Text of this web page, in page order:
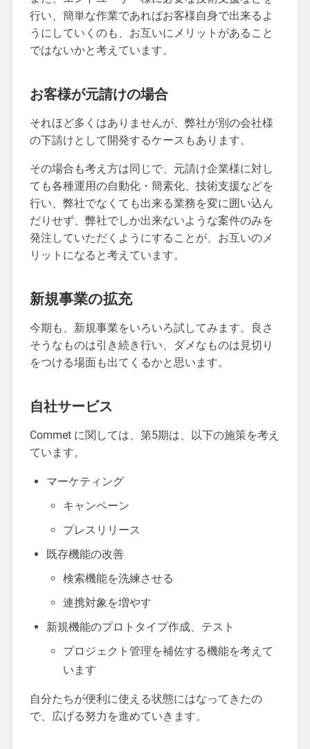
行い、簡単な作業であればお客様自身で出来るよ
うにしていくのも、お互いにメリットがあること
ではないかと考えています。
お客様が元請けの場合
それほど多くはありませんが、弊社が別の会社様
の下請けとして開発するケースもあります。
その場合も考え方は同じで、元請け企業様に対し
ても各種運用の自動化・簡素化、技術支援などを
行い、弊社でなくても出来る業務を変に囲い込ん
だりせず、弊社でしか出来ないような案件のみを
発注していただくようにすることが、お互いのメ
リットになると考えています。
新規事業の拡充
今期も、新規事業をいろいろ試してみます。良さ
そうなものは引き続き行い、ダメなものは見切り
をつける場面も出てくるかと思います。
自社サービス
Commet に関しては、第5期は、以下の施策を考え
ています。
マーケティング
キャンペーン
プレスリリース
既存機能の改善
検索機能を洗練させる
連携対象を増やす
新規機能のプロトタイプ作成、テスト
プロジェクト管理を補佐する機能を考えて
います
自分たちが便利に使える状態にはなってきたの
で、広げる努力を進めていきます。